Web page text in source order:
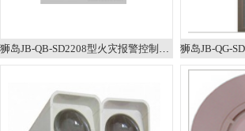
狮岛JB-QB-SD2208型火灾报警控制器（联动型）